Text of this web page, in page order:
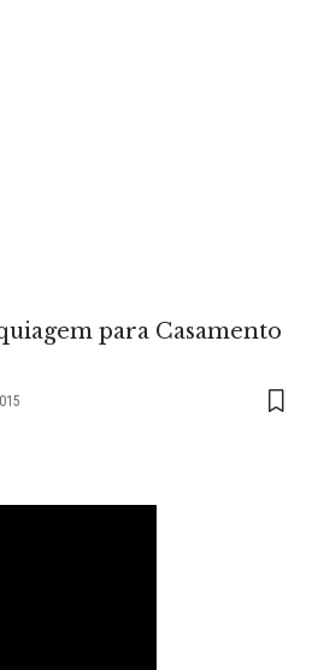
para Casamento